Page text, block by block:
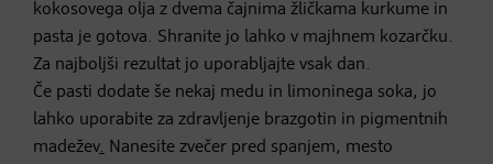
kokosovega olja z dvema čajnima žličkama kurkume in
pasta je gotova. Shranite jo lahko v majhnem kozarčku.
Za najboljši rezultat jo uporabljajte vsak dan.
Če pasti dodate še nekaj medu in limoninega soka, jo
lahko uporabite za zdravljenje brazgotin in pigmentnih
madežev. Nanesite zvečer pred spanjem, mesto